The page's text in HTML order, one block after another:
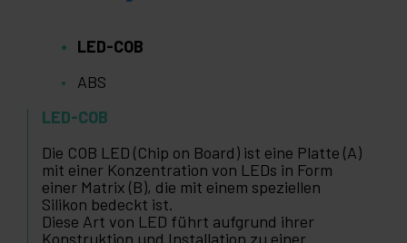
LED-COB
ABS
LED-COB
Die COB LED (Chip on Board) ist eine Platte (A)
mit einer Konzentration von LEDs in Form
einer Matrix (B), die mit einem speziellen
Silikon bedeckt ist.
Diese Art von LED führt aufgrund ihrer
Konstruktion und Installation zu einer